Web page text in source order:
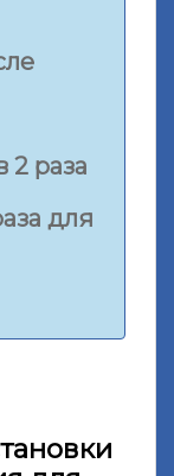
2 раза
для